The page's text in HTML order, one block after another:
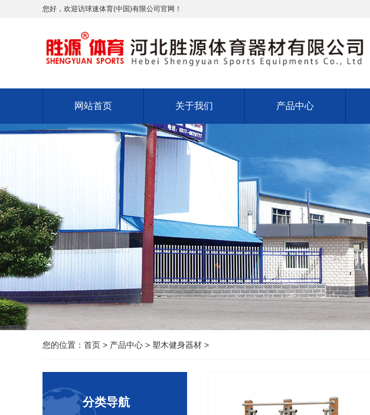
您好，欢迎访球速体育(中国)有限公司官网！
网站首页 关于我们 产品中心
您的位置： 首页 > 产品中心 > 塑木健身器材 >
分类导航